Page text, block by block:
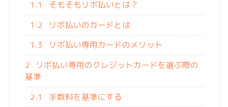
1.1
そもそもリボ払いとは？
1.2
リボ払いのカードとは
1.3
リボ払い専用カードのメリット
2
リボ払い専用のクレジットカードを選ぶ際の
基準
2.1
手数料を基準にする